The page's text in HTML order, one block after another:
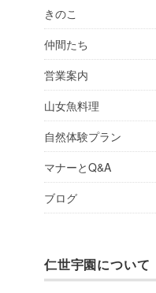
きのこ
仲間たち
営業案内
山女魚料理
自然体験プラン
マナーとQ&A
ブログ
仁世宇園について